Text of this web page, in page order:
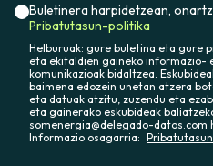
Buletinera harpidetzean,
Pribatutasun-politika
Helburuak: gure buletina eta gure
eta ekitaldien gaineko informazio-
komunikazioak bidaltzea.
baimena edozein unetan atzera
eta datuak atzitu, zuzendu eta
eta gainerako eskubideak
somenergia@delegado-datos.com
Informazio osagarria: